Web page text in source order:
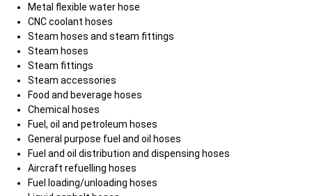
Metal flexible water hose
CNC coolant hoses
Steam hoses and steam fittings
Steam hoses
Steam fittings
Steam accessories
Food and beverage hoses
Chemical hoses
Fuel, oil and petroleum hoses
General purpose fuel and oil hoses
Fuel and oil distribution and dispensing hoses
Aircraft refuelling hoses
Fuel loading/unloading hoses